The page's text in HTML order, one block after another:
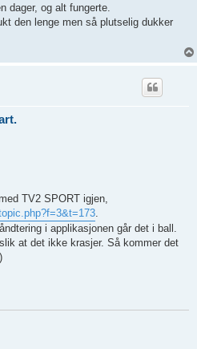
dager, og alt fungerte.
den lenge men så plutselig dukker
TV2 SPORT igjen,
.
i applikasjonen går det i ball.
at det ikke krasjer. Så kommer det